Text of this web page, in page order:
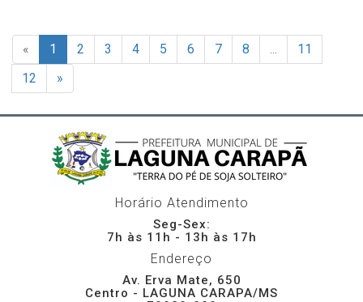
« 1 2 3 4 5 6 7 8
11
12
»
Horário Atendimento
Seg-Sex:
7h às 11h - 13h às 17h
Endereço
Av. Erva Mate, 650
Centro - LAGUNA CARAPA/MS